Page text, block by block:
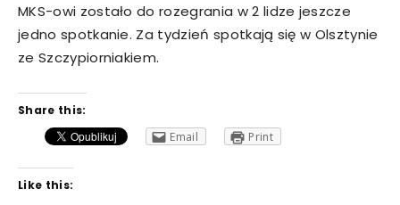
MKS-owi zostało do rozegrania w 2 lidze jeszcze
jedno spotkanie. Za tydzień spotkają się w Olsztynie
ze Szczypiorniakiem.
Share this:
Email
Print
Like this: